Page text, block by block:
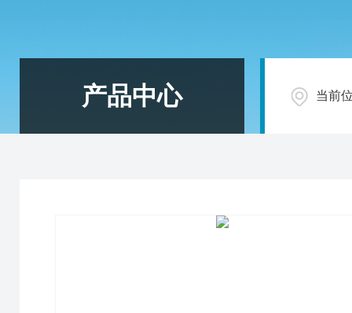
产品中心 当前